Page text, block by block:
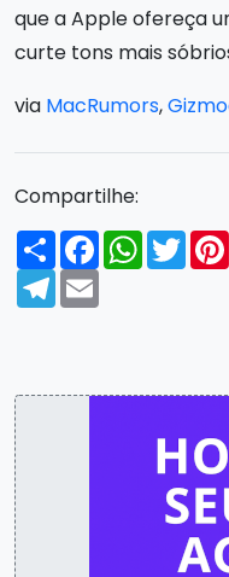
que a Apple ofereça
curte tons mais
via MacRumors,
Compartilhe:
Compartilhar
Facebook
Telegram
Email